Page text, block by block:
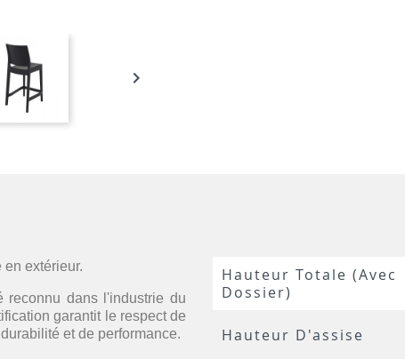

extérieur.
dans l'industrie du
garantit le respect de
et de performance.
Hauteur Totale (avec
Dossier)
Hauteur D'assise